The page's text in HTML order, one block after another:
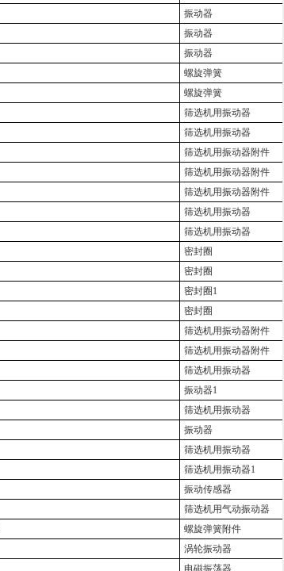
振动器
振动器
振动器
螺旋弹簧
螺旋弹簧
筛选机用振动器
筛选机用振动器
筛选机用振动器附件
筛选机用振动器附件
筛选机用振动器附件
筛选机用振动器
筛选机用振动器
密封圈
密封圈
密封圈1
密封圈
筛选机用振动器附件
筛选机用振动器附件
筛选机用振动器
振动器1
筛选机用振动器
振动器
筛选机用振动器
筛选机用振动器1
振动传感器
筛选机用气动振动器
螺旋弹簧附件
涡轮振动器
电磁振荡器